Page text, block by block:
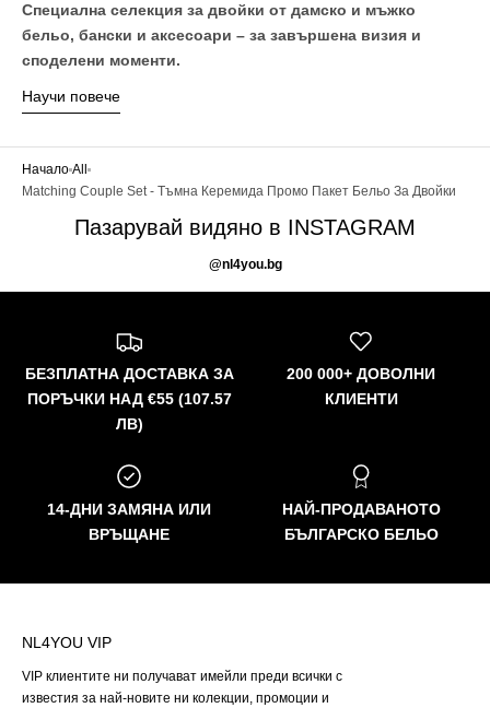
Специална селекция за двойки от дамско и мъжко
бельо, бански и аксесоари – за завършена визия и
споделени моменти.
Научи повече
Начало All
Matching Couple Set - Тъмна Керемида Промо Пакет Бельо За Двойки
Пазарувай видяно в INSTAGRAM
@nl4you.bg
БЕЗПЛАТНА ДОСТАВКА ЗА
ПОРЪЧКИ НАД €55 (107.57
ЛВ)
200 000+ ДОВОЛНИ
КЛИЕНТИ
14-ДНИ ЗАМЯНА ИЛИ
ВРЪЩАНЕ
НАЙ-ПРОДАВАНОТО
БЪЛГАРСКО БЕЛЬО
NL4YOU VIP
VIP клиентите ни получават имейли преди всички с
известия за най-новите ни колекции, промоции и